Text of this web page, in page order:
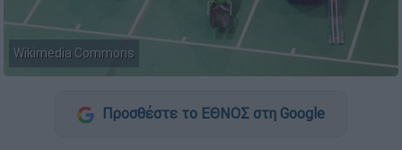
Wikimedia Commons
Προσθέστε το ΕΘΝΟΣ στη Google